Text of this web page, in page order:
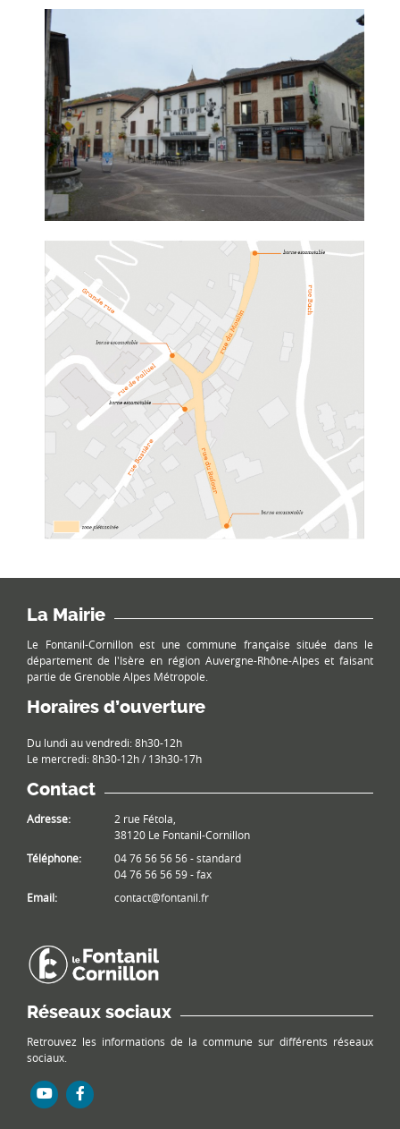
La Mairie
Le Fontanil-Cornillon est une commune française située dans le
département de l'Isère en région Auvergne-Rhône-Alpes et faisant
partie de Grenoble Alpes Métropole.
Horaires d’ouverture
Du lundi au vendredi: 8h30-12h
Le mercredi: 8h30-12h / 13h30-17h
Contact
Adresse:
2 rue Fétola,
38120 Le Fontanil-Cornillon
Téléphone:
04 76 56 56 56 - standard
04 76 56 56 59 - fax
Email:
contact@fontanil.fr
Réseaux sociaux
Retrouvez les informations de la commune sur différents réseaux
sociaux.